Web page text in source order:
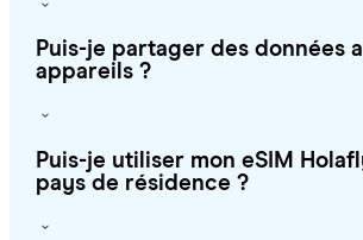
Puis-je partager des données
appareils ?
Puis-je utiliser mon eSIM
pays de résidence ?